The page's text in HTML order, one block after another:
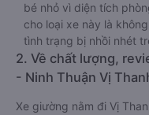
bé nhỏ vì diện tích
cho loại xe này là
tình trạng bị nhồi nhét
2. Về chất lượng,
- Ninh Thuận Vị
Xe giường nằm đi Vị